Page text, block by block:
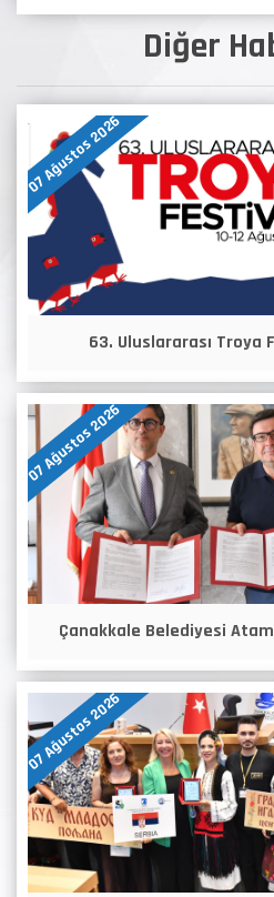
Diğer
07 Ağustos 2026
63. Uluslararası Troya
07 Ağustos 2026
Çanakkale Belediyesi
07 Ağustos 2026